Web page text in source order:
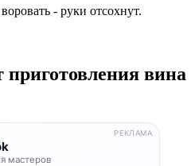
- руки отсохнут.
вина
мастеров
РЕКЛАМА